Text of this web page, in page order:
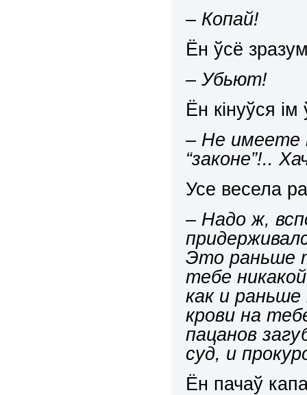
– Копай!
Ён ўсё
– Убьют!
Ён кінуўся ім
– Не имеете
“законе”!..
Усе весела
– Надо ж,
Это раньше
тебе
как и
крови на
пацанов
суд, и
Ён пачаў